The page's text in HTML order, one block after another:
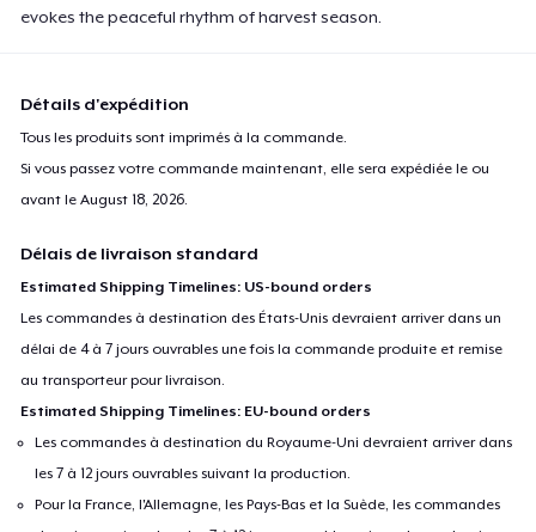
evokes the peaceful rhythm of harvest season.
Détails d'expédition
Tous les produits sont imprimés à la commande.
Si vous passez votre commande maintenant, elle sera expédiée le ou
avant leAugust 18, 2026.
Délais de livraison standard
Estimated Shipping Timelines: US-bound orders
Les commandes à destination des États-Unis devraient arriver dans un
délai de 4 à 7 jours ouvrables une fois la commande produite et remise
au transporteur pour livraison.
Estimated Shipping Timelines: EU-bound orders
Les commandes à destination du Royaume-Uni devraient arriver dans
les 7 à 12 jours ouvrables suivant la production.
Pour la France, l'Allemagne, les Pays-Bas et la Suède, les commandes